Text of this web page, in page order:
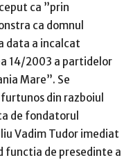
ca ”prin
ca domnul
data a incalcat
14/2003 a partidelor
Mare”. Se
din razboiul
de fondatorul
Vadim Tudor imediat
functia de presedinte a